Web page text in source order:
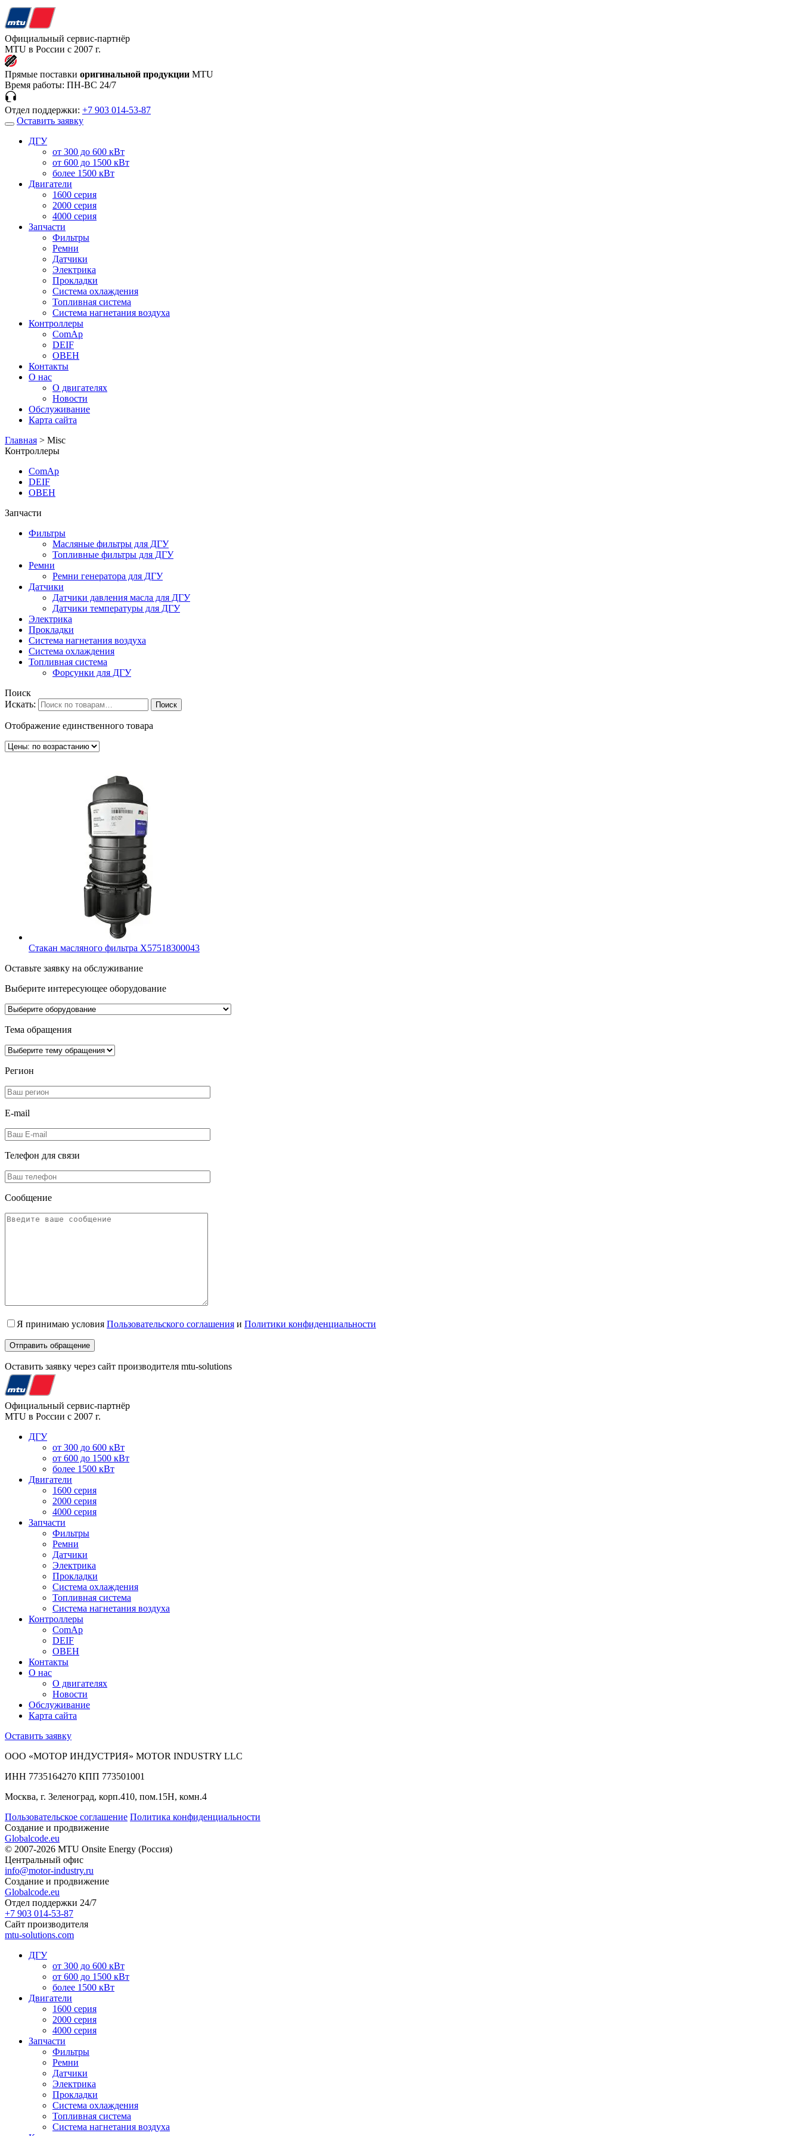
Официальный сервис-партнёр
MTU в России с 2007 г.
Прямые поставки оригинальной продукции MTU
Время работы: ПН-ВС 24/7
Отдел поддержки: +7 903 014-53-87
Оставить заявку
ДГУ
от 300 до 600 кВт
от 600 до 1500 кВт
более 1500 кВт
Двигатели
1600 серия
2000 серия
4000 серия
Запчасти
Фильтры
Ремни
Датчики
Электрика
Прокладки
Система охлаждения
Топливная система
Система нагнетания воздуха
Контроллеры
ComAp
DEIF
ОВЕН
Контакты
О нас
О двигателях
Новости
Обслуживание
Карта сайта
Главная > Misc
Контроллеры
ComAp
DEIF
ОВЕН
Запчасти
Фильтры
Масляные фильтры для ДГУ
Топливные фильтры для ДГУ
Ремни
Ремни генератора для ДГУ
Датчики
Датчики давления масла для ДГУ
Датчики температуры для ДГУ
Электрика
Прокладки
Система нагнетания воздуха
Система охлаждения
Топливная система
Форсунки для ДГУ
Поиск
Искать:
Поиск
Отображение единственного товара
Стакан масляного фильтра X57518300043
Оставьте заявку на обслуживание
Выберите интересующее оборудование
Тема обращения
Регион
E-mail
Телефон для связи
Сообщение
Я принимаю условия Пользовательского соглашения и Политики конфиденциальности
Оставить заявку через сайт производителя mtu-solutions
Официальный сервис-партнёр
MTU в России с 2007 г.
ДГУ
от 300 до 600 кВт
от 600 до 1500 кВт
более 1500 кВт
Двигатели
1600 серия
2000 серия
4000 серия
Запчасти
Фильтры
Ремни
Датчики
Электрика
Прокладки
Система охлаждения
Топливная система
Система нагнетания воздуха
Контроллеры
ComAp
DEIF
ОВЕН
Контакты
О нас
О двигателях
Новости
Обслуживание
Карта сайта
Оставить заявку
ООО «МОТОР ИНДУСТРИЯ» MOTOR INDUSTRY LLC
ИНН 7735164270 КПП 773501001
Москва, г. Зеленоград, корп.410, пом.15Н, комн.4
Пользовательское соглашение Политика конфиденциальности
Создание и продвижение
Globalcode.eu
© 2007-2026 MTU Onsite Energy (Россия)
Центральный офис
info@motor-industry.ru
Создание и продвижение
Globalcode.eu
Отдел поддержки 24/7
+7 903 014-53-87
Сайт производителя
mtu-solutions.com
ДГУ
от 300 до 600 кВт
от 600 до 1500 кВт
более 1500 кВт
Двигатели
1600 серия
2000 серия
4000 серия
Запчасти
Фильтры
Ремни
Датчики
Электрика
Прокладки
Система охлаждения
Топливная система
Система нагнетания воздуха